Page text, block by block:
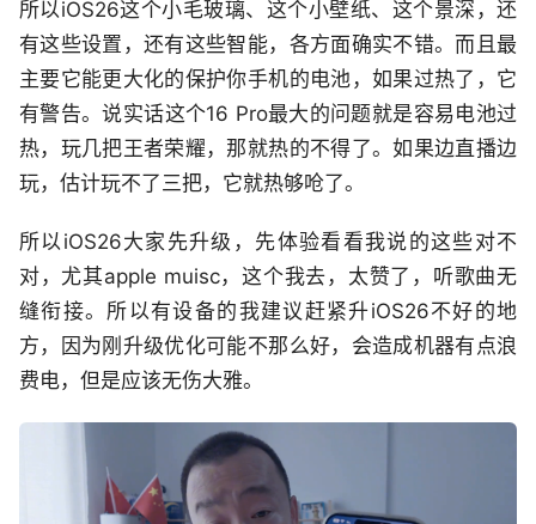
所以iOS26这个小毛玻璃、这个小壁纸、这个景深，还
有这些设置，还有这些智能，各方面确实不错。而且最
主要它能更大化的保护你手机的电池，如果过热了，它
有警告。说实话这个16 Pro最大的问题就是容易电池过
热，玩几把王者荣耀，那就热的不得了。如果边直播边
玩，估计玩不了三把，它就热够呛了。
所以iOS26大家先升级，先体验看看我说的这些对不
对，尤其apple muisc，这个我去，太赞了，听歌曲无
缝衔接。所以有设备的我建议赶紧升iOS26不好的地
方，因为刚升级优化可能不那么好，会造成机器有点浪
费电，但是应该无伤大雅。